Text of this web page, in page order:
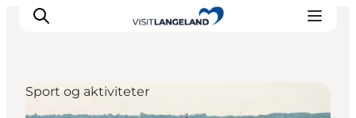
Sport og aktiviteter